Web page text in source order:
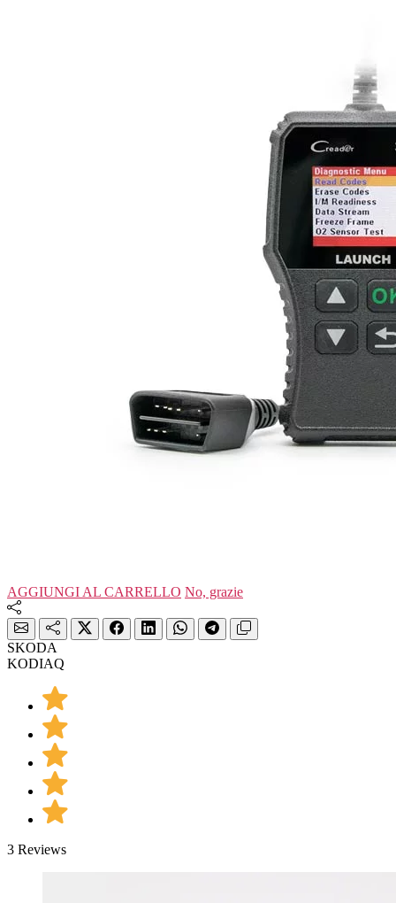
AGGIUNGI AL CARRELLO No, grazie
SKODA
KODIAQ
3 Reviews